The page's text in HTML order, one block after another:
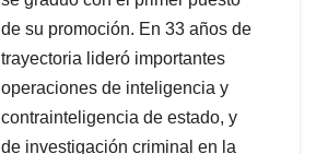
de su promoción. En 33 años de
trayectoria lideró importantes
operaciones de inteligencia y
contrainteligencia de estado, y
de investigación criminal en la